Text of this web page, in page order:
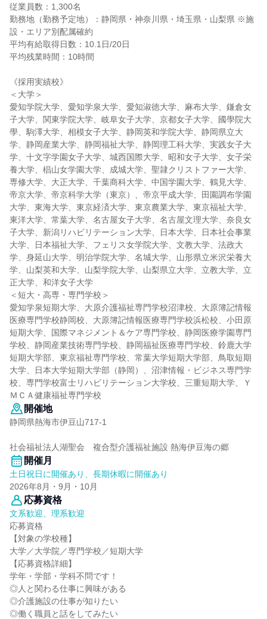
従業員数：1,300名
勤務地（勤務予定地）：静岡県・神奈川県・埼玉県・山梨県 ※施
設・エリア別配属確約
平均有給取得日数：10.1日/20日
平均残業時間：10時間
《採用実績校》
＜大学＞
愛知学院大学、愛知学泉大学、愛知淑徳大学、麻布大学、鎌倉女
子大学、関東学院大学、岐阜女子大学、京都女子大学、國學院大
學、駒澤大学、相模女子大学、静岡英和学院大学、静岡県立大
学、静岡産業大学、静岡福祉大学、静岡理工科大学、実践女子大
学、十文字学園女子大学、城西国際大学、昭和女子大学、女子栄
養大学、椙山女学園大学、成城大学、聖隷クリストファー大学、
専修大学、大正大学、千葉商科大学、中国学園大学、鶴見大学、
帝京大学、帝京科学大学（東京）、帝京平成大学、田園調布学園
大学、東海大学、東京経済大学、東京農業大学、東京福祉大学、
東洋大学、常葉大学、名古屋女子大学、名古屋文理大学、奈良女
子大学、新潟リハビリテーション大学、日本大学、日本社会事業
大学、日本福祉大学、フェリス女学院大学、文教大学、法政大
学、身延山大学、明治学院大学、名城大学、山形県立米沢栄養大
学、山梨英和大学、山梨学院大学、山梨県立大学、立教大学、立
正大学、和洋女子大学
＜短大・高専・専門学校＞
愛知学泉短期大学、大原介護福祉専門学校沼津校、大原簿記情報
医療専門学校静岡校、大原簿記情報医療専門学校浜松校、小田原
短期大学、国際マネジメント＆ケア専門学校、静岡医療学園専門
学校、静岡産業技術専門学校、静岡福祉医療専門学校、鈴鹿大学
短期大学部、東京福祉専門学校、常葉大学短期大学部、鳥取短期
大学、日本大学短期大学部（静岡）、沼津情報・ビジネス専門学
校、専門学校富士リハビリテーション大学校、三重短期大学、Ｙ
ＭＣＡ健康福祉専門学校
開催地
静岡県熱海市伊豆山717-1
社会福祉法人湖聖会 複合型介護福祉施設 熱海伊豆海の郷
開催月
土日祝日に開催あり、長期休暇に開催あり
2026年8月・9月・10月
応募資格
文系歓迎、理系歓迎
応募資格
【対象の学校種】
大学／大学院／専門学校／短期大学
【応募資格詳細】
学年・学部・学科不問です！
◎人と関わる仕事に興味がある
◎介護施設の仕事が知りたい
◎働く職員と話をしてみたい